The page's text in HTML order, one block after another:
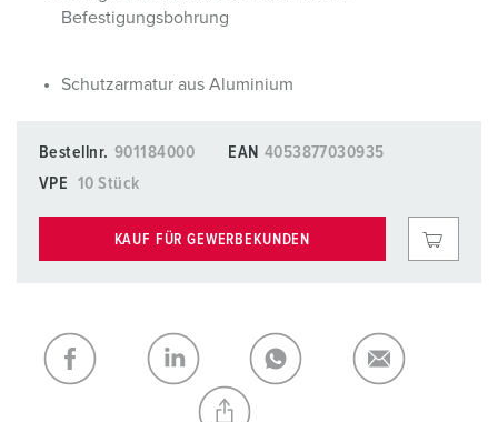
Befestigungsbohrung
Schutzarmatur aus Aluminium
Bestellnr. 901184000 EAN 4053877030935
VPE
10 Stück
KAUF FÜR GEWERBEKUNDEN